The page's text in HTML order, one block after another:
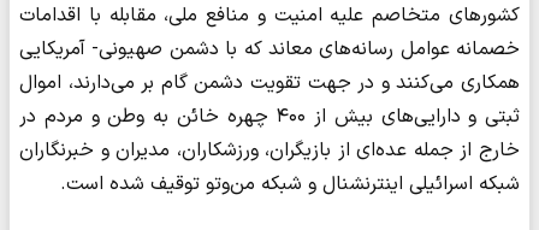
کشورهای متخاصم علیه امنیت و منافع ملی، مقابله با اقدامات
خصمانه عوامل رسانه‌های معاند که با دشمن صهیونی- آمریکایی
همکاری می‌کنند و در جهت تقویت دشمن گام بر می‌دارند، اموال
ثبتی و دارایی‌های بیش از ۴۰۰ چهره خائن به وطن و مردم در
خارج از جمله عده‌ای از بازیگران، ورزشکاران، مدیران و خبرنگاران
شبکه اسرائیلی اینترنشنال و شبکه من‌وتو توقیف شده است.